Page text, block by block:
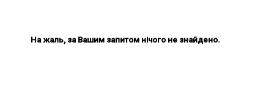
На жаль, за Вашим запитом нічого не знайдено.